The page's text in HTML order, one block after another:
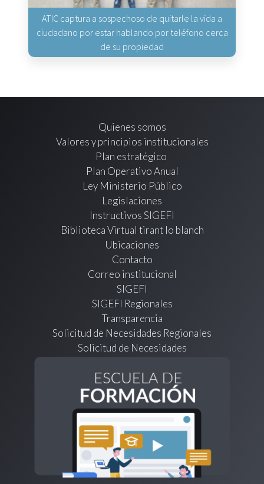
ATIC captura a sospechoso de quitarle la vida a
ciudadano por estar hablando por teléfono cerca
de su propiedad
Quienes somos
Valores y principios institucionales
Plan estratégico
Plan Operativo Anual
Ley Ministerio Público
Legislaciones
Instructivos SIGEFI
Biblioteca Virtual tirant lo blanch
Ubicaciones
Contacto
Correo institucional
SIGEFI
SIGEFI Regionales
Transparencia
Solicitud de Necesidades Regionales
Solicitud de Necesidades